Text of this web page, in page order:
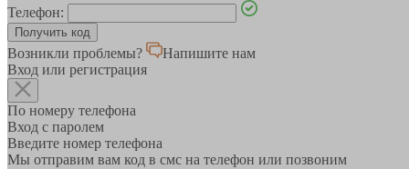
Телефон:
Возникли проблемы?
Напишите нам
Вход или регистрация
По номеру телефона
Вход с паролем
Введите номер телефона
Мы отправим вам код в смс на телефон или позвоним